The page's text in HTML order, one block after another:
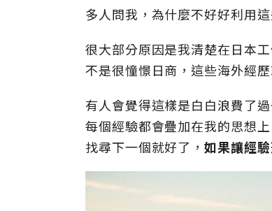
多人問我，為什麼不好好利用
很大部分原因是我清楚在日本
不是很憧憬日商，這些海外經
有人會覺得這樣是白白浪費了
每個經驗都會疊加在我的思想
找尋下一個就好了，如果讓經